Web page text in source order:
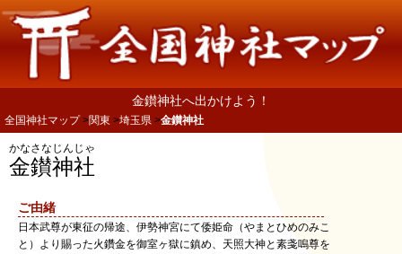
金鑚神社へ出かけよう！
全国神社マップ 関東 埼玉県 金鑚神社
金鑚神社
かなさなじんじゃ
ご由緒
日本武尊が東征の帰途、伊勢神宮にて倭姫命（やまとひめのみこ
と）より賜った火鑽金を御室ヶ獄に鎮め、天照大神と素戔嗚尊を